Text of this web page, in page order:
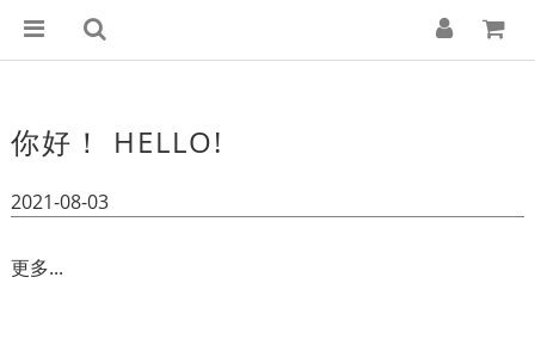
你好！ HELLO!
2021-08-03
更多...